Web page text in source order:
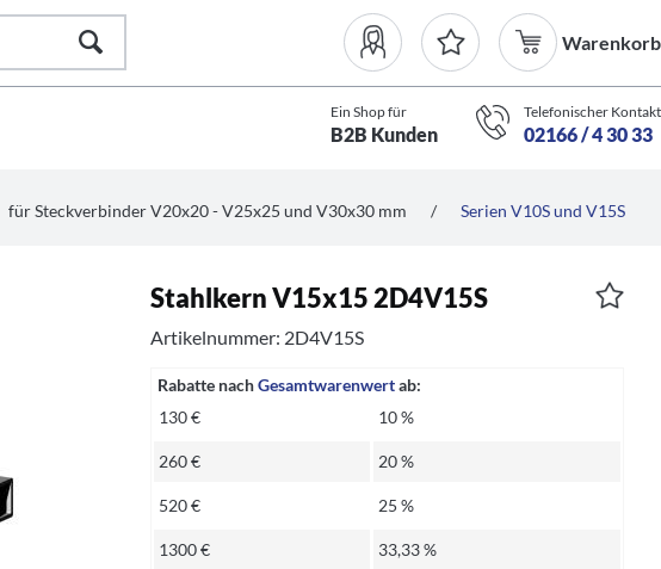
Warenkorb
Ein Shop für
B2B Kunden
Telefonischer Kontakt
02166 / 4 30 33
für Steckverbinder V20x20 - V25x25 und V30x30 mm / Serien V10S und V15S
Stahlkern V15x15 2D4V15S
Artikelnummer: 2D4V15S
Rabatte nachGesamtwarenwertab:
130 €
10 %
260 € 20 %
520 € 25 %
1300 € 33,33 %